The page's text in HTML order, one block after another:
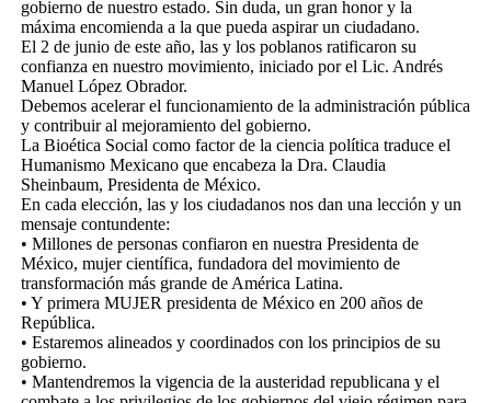
gobierno de nuestro estado. Sin duda, un gran honor y la
máxima encomienda a la que pueda aspirar un ciudadano.
El 2 de junio de este año, las y los poblanos ratificaron su
confianza en nuestro movimiento, iniciado por el Lic. Andrés
Manuel López Obrador.
Debemos acelerar el funcionamiento de la administración pública
y contribuir al mejoramiento del gobierno.
La Bioética Social como factor de la ciencia política traduce el
Humanismo Mexicano que encabeza la Dra. Claudia
Sheinbaum, Presidenta de México.
En cada elección, las y los ciudadanos nos dan una lección y un
mensaje contundente:
• Millones de personas confiaron en nuestra Presidenta de
México, mujer científica, fundadora del movimiento de
transformación más grande de América Latina.
• Y primera MUJER presidenta de México en 200 años de
República.
• Estaremos alineados y coordinados con los principios de su
gobierno.
• Mantendremos la vigencia de la austeridad republicana y el